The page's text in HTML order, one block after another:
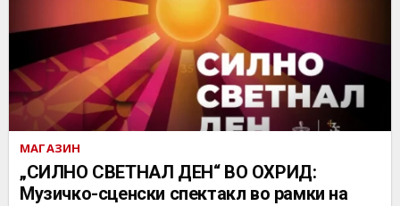
МАГАЗИН
„СИЛНО СВЕТНАЛ ДЕН“ ВО ОХРИД:
Музичко-сценски спектакл во рамки на